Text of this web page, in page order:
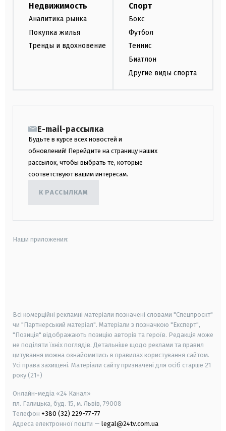
Недвижимость
Аналитика рынка
Покупка жилья
Тренды и вдохновение
Спорт
Бокс
Футбол
Теннис
Биатлон
Другие виды спорта
E-mail-рассылка
Будьте в курсе всех новостей и
обновлений! Перейдите на страницу наших
рассылок, чтобы выбрать те, которые
соответствуют вашим интересам.
К РАССЫЛКАМ
Наши приложения:
Всі комерційні рекламні матеріали позначені словами "Спецпроєкт"
чи "Партнерський матеріал". Матеріали з позначкою "Експерт",
"Позиція" відображають позицію авторів та героїв. Редакція може
не поділяти їхніх поглядів. Детальніше щодо реклами та правил
цитування можна ознайомитись в правилах користування сайтом.
Усі права захищені. Матеріали сайту призначені для осіб старше 21
року (21+)
Онлайн-медіа «24 Канал»
пл. Галицька, буд. 15, м. Львів, 79008
Телефон +380 (32) 229-77-77
Адреса електронної пошти — legal@24tv.com.ua